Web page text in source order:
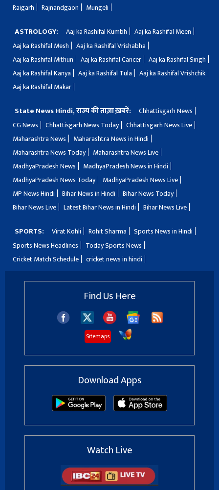
Raigarh
Rajnandgaon Mungeli
ASTROLOGY: Aaj ka Rashifal Kumbh
Aaj ka Rashifal Meen
Aaj ka Rashifal Mesh
Aaj ka Rashifal Vrishabha
Aaj ka Rashifal Mithun
Aaj ka Rashifal Cancer
Aaj ka Rashifal Singh
Aaj ka Rashifal Kanya
Aaj ka Rashifal Tula
Aaj ka Rashifal Vrishchik
Aaj ka Rashifal Makar
State News Hindi, राज्य की ताज़ा ख़बरें:
Chhattisgarh News
CG News
Chhattisgarh News Today
Chhattisgarh News Live
Maharashtra News
Maharashtra News in Hindi
Maharashtra News Today
Maharashtra News Live
MadhyaPradesh News
MadhyaPradesh News in Hindi
MadhyaPradesh News Today
MadhyaPradesh News Live
MP News Hindi
Bihar News in Hindi
Bihar News Today
Bihar News Live
Latest Bihar News in Hindi Bihar News Live
SPORTS: Virat Kohli Rohit Sharma
Sports News in Hindi
Sports News Headlines
Today Sports News
Cricket Match Schedule
cricket news in hindi
Find Us Here
Sitemaps
Download Apps
Watch Live